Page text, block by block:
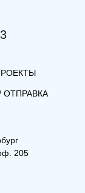
ОТПРАВКА
205